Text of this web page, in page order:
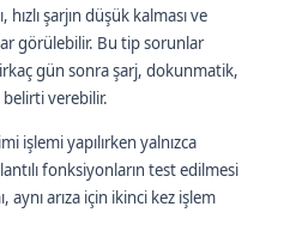
şarjın düşük kalması ve
görülebilir. Bu tip sorunlar
gün sonra şarj, dokunmatik,
verebilir.
işlemi yapılırken yalnızca
fonksiyonların test edilmesi
aynı arıza için ikinci kez işlem